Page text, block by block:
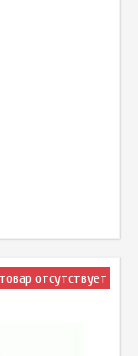
товар отсутствует